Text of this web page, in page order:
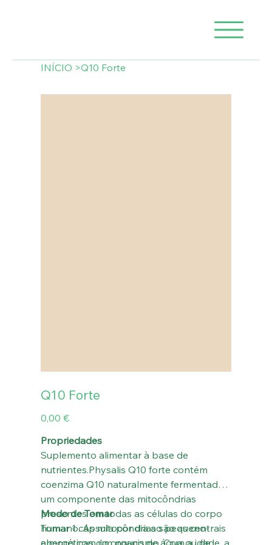
INÍCIO >Q10 Forte
Q10 Forte
Preço
0,00 €
Propriedades
Suplemento alimentar à base de
nutrientes.Physalis Q10 forte contém
coenzima Q10 naturalmente fermentada,
um componente das mitocôndrias
presentes em todas as células do corpo
humano. As mitocôndrias são as centrais
energéticas do organismo. Com a idade, a
Modo de Tomar
Tomar 1 cápsula por dia ao pequeno-
almoço com um pouco de água ou de